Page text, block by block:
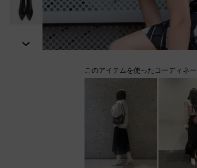
次
このアイテムを使ったコーディネ